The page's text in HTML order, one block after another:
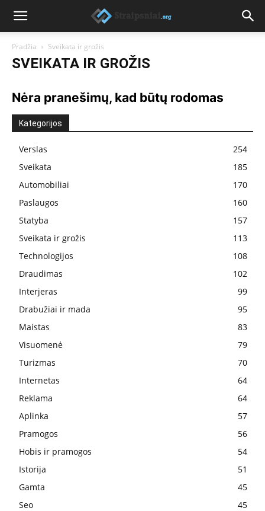
Pradžia Sveikata ir grožis
SVEIKATA IR GROŽIS
Nėra pranešimų, kad būtų rodomas
Kategorijos
Verslas
254
Sveikata
185
Automobiliai
170
Paslaugos
160
Statyba
157
Sveikata ir grožis
113
Technologijos
108
Draudimas
102
Interjeras
99
Drabužiai ir mada
95
Maistas
83
Visuomenė
79
Turizmas
70
Internetas
64
Reklama
64
Aplinka
57
Pramogos
56
Hobis ir pramogos
54
Istorija
51
Gamta
45
Seo
45